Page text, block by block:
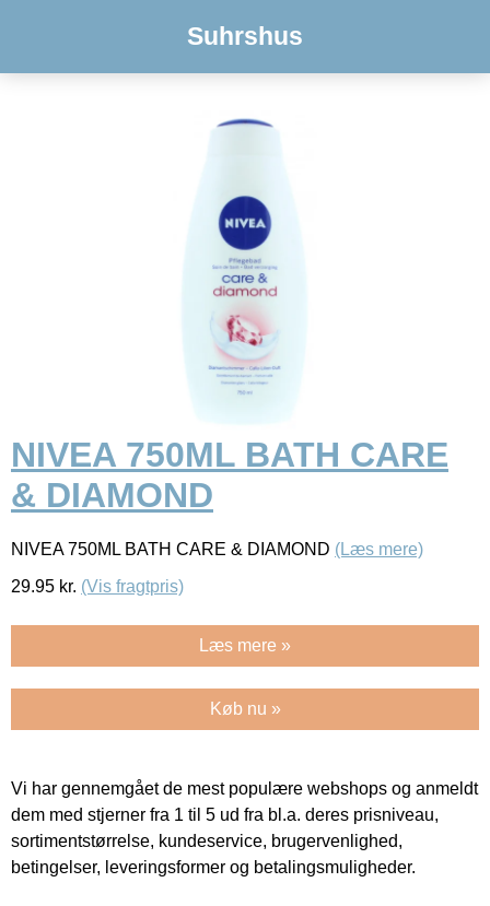
Suhrshus
NIVEA 750ML BATH CARE
& DIAMOND
NIVEA 750ML BATH CARE & DIAMOND (Læs mere)
29.95 kr. (Vis fragtpris)
Læs mere »
Køb nu »
Vi har gennemgået de mest populære webshops og anmeldt
dem med stjerner fra 1 til 5 ud fra bl.a. deres prisniveau,
sortimentstørrelse, kundeservice, brugervenlighed,
betingelser, leveringsformer og betalingsmuligheder.